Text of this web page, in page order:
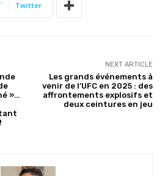
Twitter
»…
NEXT ARTICLE
Les grands événements à
venir de l’UFC en 2025 : des
affrontements explosifs et
deux ceintures en jeu